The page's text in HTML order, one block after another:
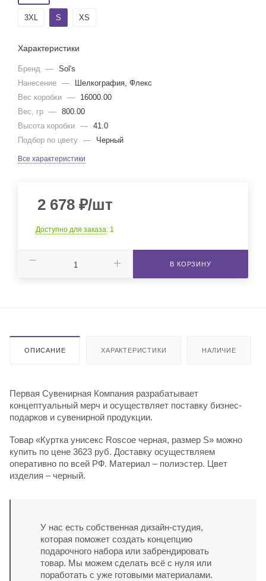
3XL S XS
Характеристики
Бренд — Sol's
Нанесение —
Шелкография, Флекс
Вес коробки —
16000.00
Вес, гр — 800.00
Высота коробки — 41.0
Подбор по цвету — Черный
Все характеристики
2 678 ₽/шт
Доступно для заказа: 1
В КОРЗИНУ
ОПИСАНИЕ ХАРАКТЕРИСТИКИ НАЛИЧИЕ
Первая Сувенирная Компания разрабатывает
концептуальный мерч и осуществляет поставку бизнес-
подарков и сувенирной продукции.
Товар «Куртка унисекс Roscoe черная, размер S» можно
купить по цене 3623 руб. Доставку осуществляем
оперативно по всей РФ. Материал – полиэстер. Цвет
изделия – черный.
У нас есть собственная дизайн-студия,
которая поможет создать концепцию
подарочного набора или забрендировать
товар. Мы можем сделать всё с нуля или
поработать с уже готовыми материалами.